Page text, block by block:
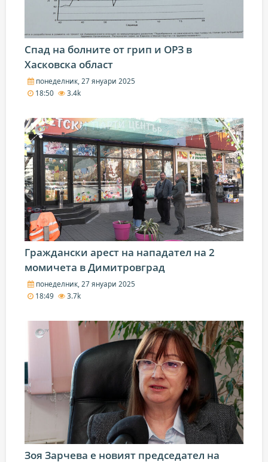
Спад на болните от грип и ОРЗ в
Хасковска област
понеделник, 27 януари 2025
18:50
3.4k
Граждански арест на нападател на 2
момичета в Димитровград
понеделник, 27 януари 2025
18:49
3.7k
Зоя Зарчева е новият председател на